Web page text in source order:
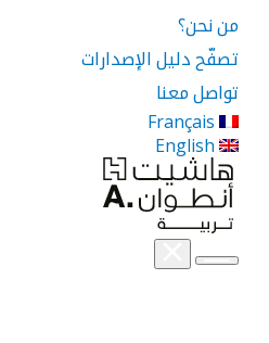
من نحن؟
تصفّح دليل الإصدارات
تواصل معنا
Français
English